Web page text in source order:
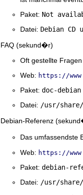
Paket: Not
Datei: Debian CD
FAQ (sekund�r)
Oft gestellte
Web: https://
Paket: doc-debian
Datei: /usr/share/
Debian-Referenz
Das umfassendste
Web: https://
Paket: debian-
Datei: /usr/